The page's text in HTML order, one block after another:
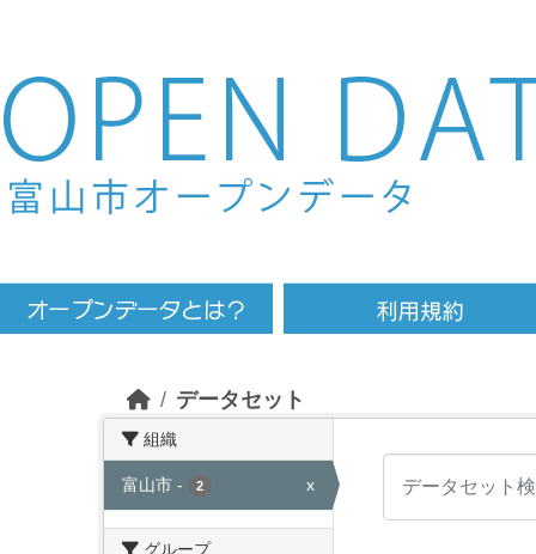
Skip to main content
データセット
組織
富山市 - 2 x
グループ